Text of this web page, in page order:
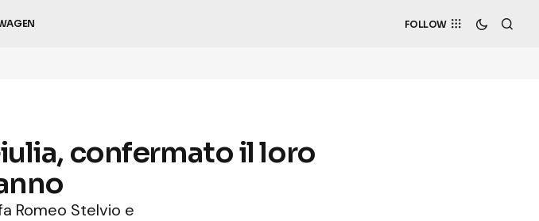
FOLLOW
confermato il loro
Romeo Stelvio e